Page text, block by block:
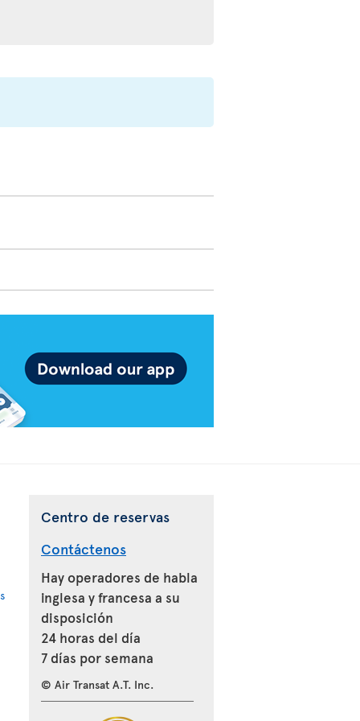
Centro de reservas
Contáctenos
Hay operadores de habla
inglesa y francesa a su
disposición
24 horas del día
7 días por semana
© Air Transat A.T. Inc.